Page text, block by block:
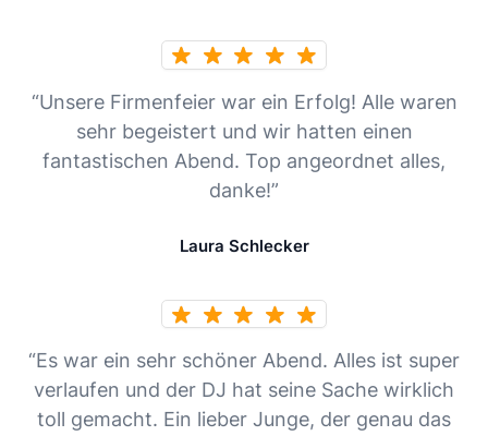
“Unsere Firmenfeier war ein Erfolg! Alle waren
sehr begeistert und wir hatten einen
fantastischen Abend. Top angeordnet alles,
danke!”
Laura Schlecker
“Es war ein sehr schöner Abend. Alles ist super
verlaufen und der DJ hat seine Sache wirklich
toll gemacht. Ein lieber Junge, der genau das